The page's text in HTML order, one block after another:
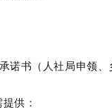
诺书（人社局申领、
供：